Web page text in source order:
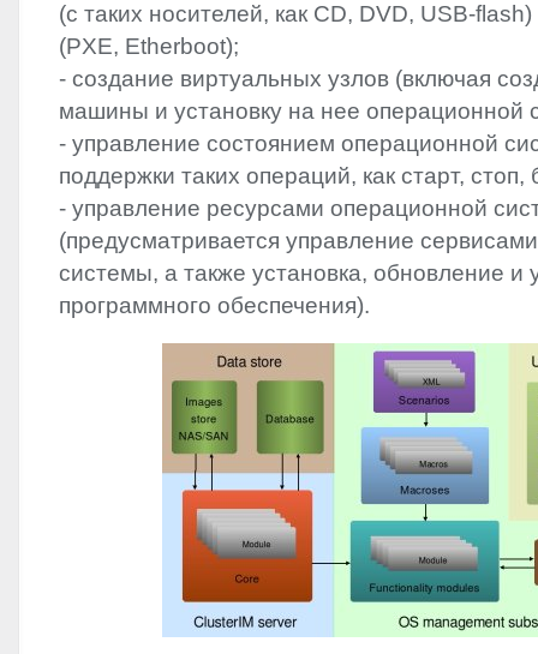
(с таких носителей, как CD, DVD, USB-
(PXE, Etherboot);
- создание виртуальных узлов (включая
машины и установку на нее операционной
- управление состоянием операционной
поддержки таких операций, как старт, стоп,
- управление ресурсами операционной
(предусматривается управление
системы, а также установка, обновление и
программного обеспечения).